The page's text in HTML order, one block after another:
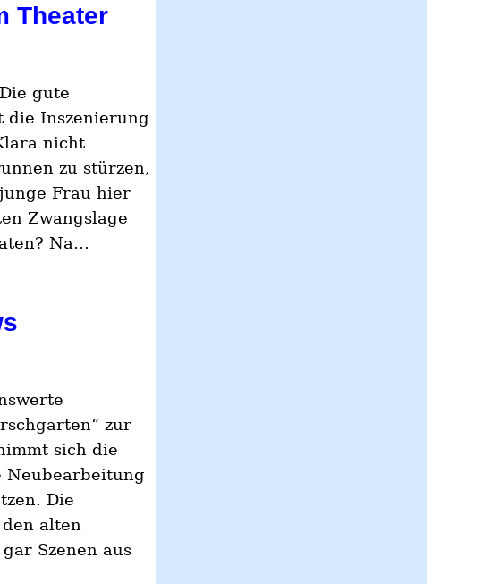
Theater
gute
die Inszenierung
nicht
zu stürzen,
Frau hier
Zwangslage
Na…
zur
sich die
Neubearbeitung
Die
alten
Szenen aus